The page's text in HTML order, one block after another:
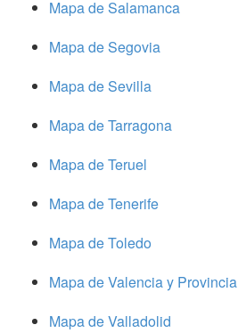
Mapa de Salamanca
Mapa de Segovia
Mapa de Sevilla
Mapa de Tarragona
Mapa de Teruel
Mapa de Tenerife
Mapa de Toledo
Mapa de Valencia y Provincia
Mapa de Valladolid